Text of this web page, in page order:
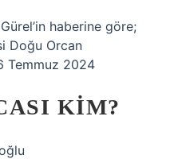
haberine göre;
Doğu Orcan
Temmuz 2024
KIM?